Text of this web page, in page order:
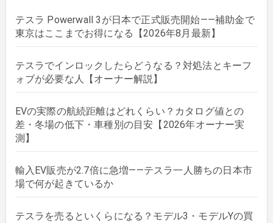
テスラ Powerwall 3が日本で正式販売開始——補助金で
東京はここまでお得になる【2026年8月最新】
テスラでインロックしたらどうなる？対処法とキーフ
ォブが必要な人【オーナー解説】
EVの実際の航続距離はどれくらい？カタログ値との
差・冬場の低下・車種別の目安【2026年オーナー実
測】
輸入EV販売が2.7倍に急増——テスラ一人勝ちの日本市
場で何が起きているか
テスラを売るといくらになる？モデル3・モデルYの買